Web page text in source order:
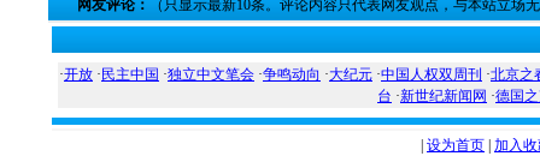
网友评论： （只显示最新10条。评论内容只代表网友观点，与本站立场
·开放 · 民主中国 ·独立中文笔会 ·争鸣动向 ·大纪元 ·中国人权双周刊 ·北京之
台 ·新世纪新闻网 ·德国
设为首页 加入